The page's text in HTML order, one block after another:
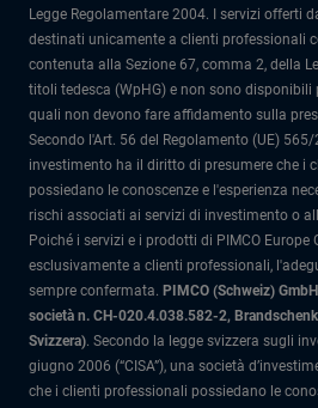
Legge Regolamentare 2004. I servizi offerti
destinati unicamente a clienti professionali
contenuta alla Sezione 67, comma 2, della
titoli tedesca (WpHG) e non sono
quali non devono fare affidamento sulla
Secondo l'Art. 56 del Regolamento (UE)
investimento ha il diritto di presumere che i
possiedano le conoscenze e l'esperienza
rischi associati ai servizi di investimento o
Poiché i servizi e i prodotti di PIMCO Europe
esclusivamente a clienti professionali,
sempre confermata. PIMCO (Schweiz)
società n. CH-020.4.038.582-2,
Svizzera). Secondo la legge svizzera sugli
giugno 2006 (“CISA”), una società
che i clienti professionali possiedano le